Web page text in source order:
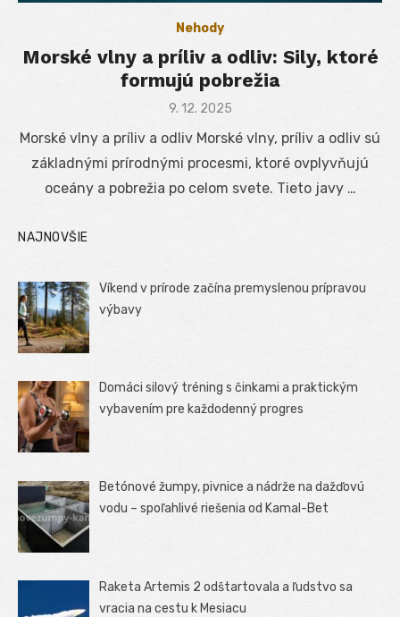
Nehody
Morské vlny a príliv a odliv: Sily, ktoré
formujú pobrežia
Posted
9. 12. 2025
Morské vlny a príliv a odliv Morské vlny, príliv a odliv sú
základnými prírodnými procesmi, ktoré ovplyvňujú
oceány a pobrežia po celom svete. Tieto javy …
NAJNOVŠIE
Víkend v prírode začína premyslenou prípravou
výbavy
Domáci silový tréning s činkami a praktickým
vybavením pre každodenný progres
Betónové žumpy, pivnice a nádrže na dažďovú
vodu – spoľahlivé riešenia od Kamal-Bet
Raketa Artemis 2 odštartovala a ľudstvo sa
vracia na cestu k Mesiacu